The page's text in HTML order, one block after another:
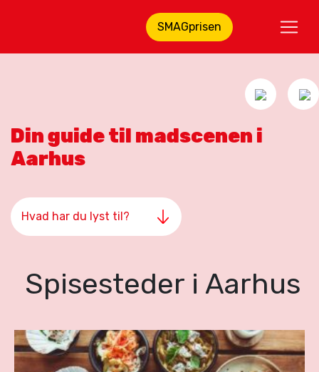
SMAGprisen
Din guide til madscenen i
Aarhus
Spisesteder i Aarhus